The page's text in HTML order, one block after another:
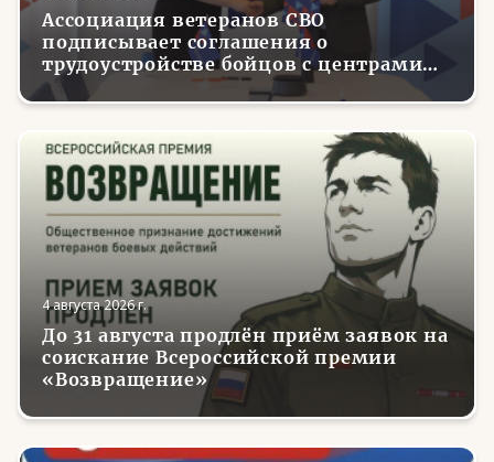
Ассоциация ветеранов СВО
подписывает соглашения о
трудоустройстве бойцов с центрами
занятости в регионах России
4 августа 2026 г.
До 31 августа продлён приём заявок на
соискание Всероссийской премии
«Возвращение»